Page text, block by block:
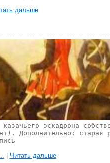
дальше
эскадрона
Дополнительно: старая
Читать дальше